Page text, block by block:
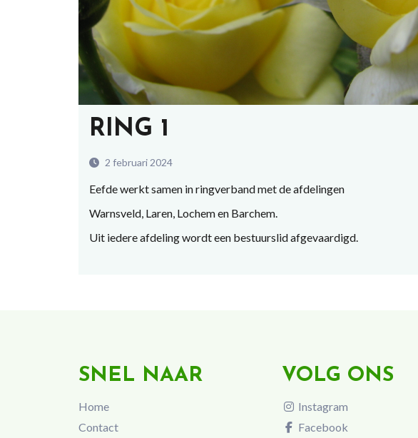
RING 1
2 februari 2024
Eefde werkt samen in ringverband met de afdelingen
Warnsveld, Laren, Lochem en Barchem.
Uit iedere afdeling wordt een bestuurslid afgevaardigd.
SNEL NAAR
Home
Contact
VOLG ONS
Instagram
Facebook